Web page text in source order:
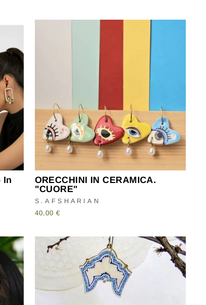
In
ORECCHINI IN CERAMICA.
"CUORE"
S.AFSHARIAN
40,00 €
"Chiudi